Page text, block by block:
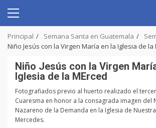
content
Primary
Principal Semana Santa en Guatemala
Niño Jesús con la Virgen María en la Iglesia de la
Niño Jesús con la Virgen
Iglesia de la MErced
Fotografiados previo al huerto realizado el
Cuaresma en honor a la consagrada imagen del
Nazareno de la Demanda en la Iglesia de
Mercedes.